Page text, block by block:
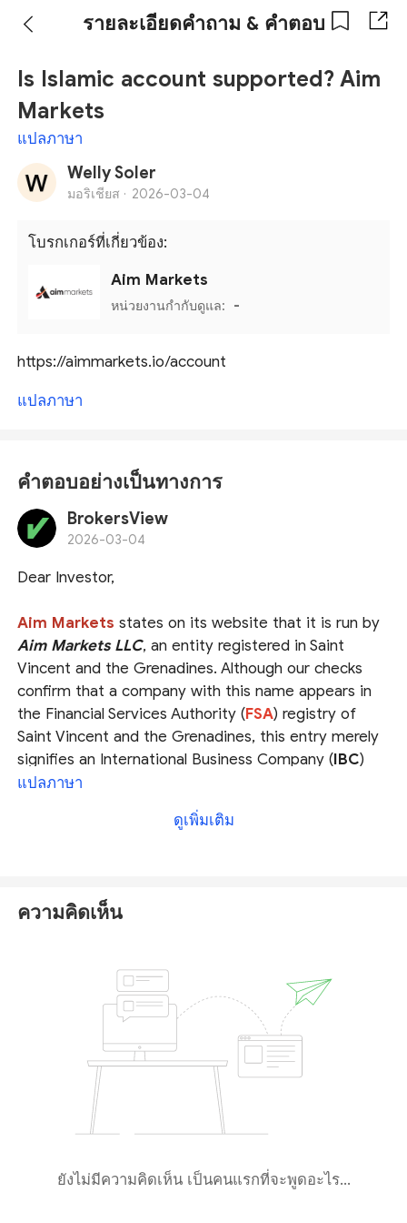
รายละเอียดคำถาม & คำตอบ
Is Islamic account supported? Aim
Markets
แปลภาษา
Welly Soler
มอริเชียส · 2026-03-04
โบรกเกอร์ที่เกี่ยวข้อง:
Aim Markets
หน่วยงานกำกับดูแล: -
https://aimmarkets.io/account
แปลภาษา
คำตอบอย่างเป็นทางการ
BrokersView
2026-03-04
Dear Investor,
Aim Markets states on its website that it is run by
Aim Markets LLC, an entity registered inSaint
Vincent and the Grenadines. Although our checks
confirm that a company with this name appears in
the Financial Services Authority (FSA) registry of
Saint Vincent and the Grenadines, this entry merely
signifies an International Business Company (IBC)
incorporation. It is critical to note that an IBC status
does not equate to a financial license
SVG FSA has explicitly declared that it
unregulated environment.
reputable financial authority, it is very likely to be a
potential fraud. Based on these findings,Aim
Markets appears to be a scam
, and we strongly urge
avoid any engagement with this entity
protect your funds.
แปลภาษา
ดูเพิ่มเติม
ความคิดเห็น
ยังไม่มีความคิดเห็น เป็นคนแรกที่จะพูดอะไร...